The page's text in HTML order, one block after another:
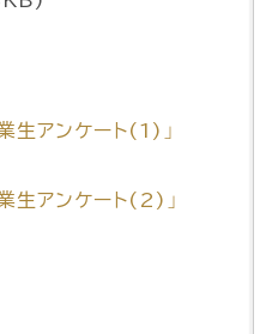
アンケート(1)」
アンケート(2)」